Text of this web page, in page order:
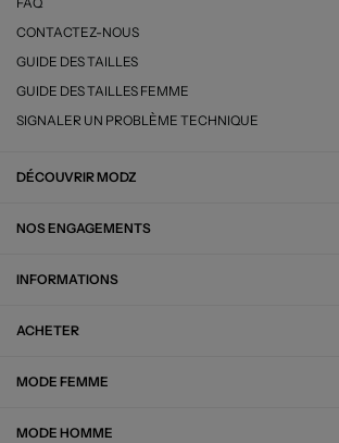
CONTACTEZ-NOUS
GUIDE DES TAILLES
GUIDE DES TAILLES FEMME
SIGNALER UN PROBLÈME TECHNIQUE
DÉCOUVRIR MODZ
NOS ENGAGEMENTS
INFORMATIONS
ACHETER
MODE FEMME
MODE HOMME